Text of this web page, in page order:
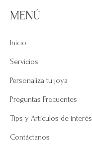
MENÚ
Inicio
Servicios
Personaliza tu joya
Preguntas Frecuentes
Tips y Artículos de interés
Contáctanos